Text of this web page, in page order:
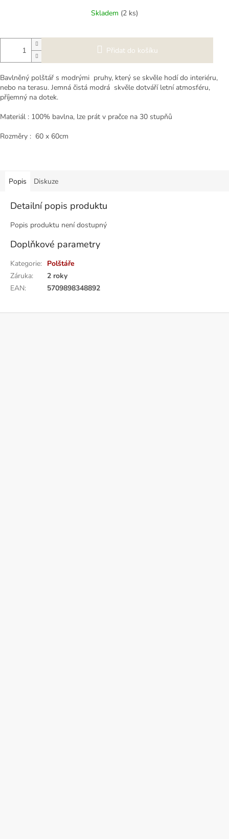
Skladem (2 ks)
Přidat do košíku
Bavlněný polštář s modrými pruhy, který se skvěle hodí do interiéru,
nebo na terasu. Jemná čistá modrá skvěle dotváří letní atmosféru,
příjemný na dotek.
Materiál : 100% bavlna, lze prát v pračce na 30 stupňů
Rozměry : 60 x 60cm
Popis Diskuze
Detailní popis produktu
Popis produktu není dostupný
Doplňkové parametry
Kategorie: Polštáře
Záruka:
2 roky
EAN: 5709898348892
Z